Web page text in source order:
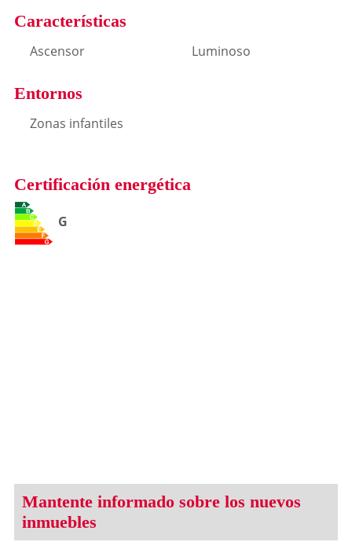
Características
Ascensor Luminoso
Entornos
Zonas infantiles
Certificación energética
G
Mantente informado sobre los nuevos
inmuebles